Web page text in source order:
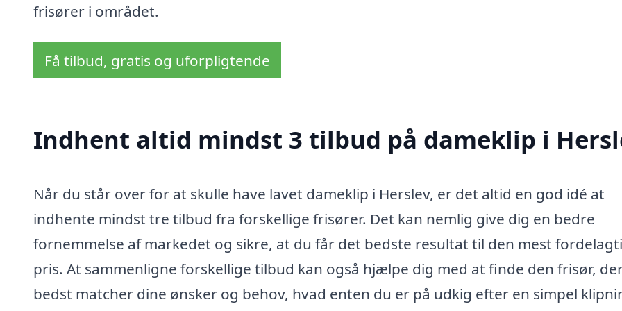
frisører i området.
Få tilbud, gratis og uforpligtende
Indhent altid mindst 3 tilbud på dameklip i
Når du står over for at skulle have lavet dameklip i Herslev, er det altid en god idé at
indhente mindst tre tilbud fra forskellige frisører. Det kan nemlig give dig en bedre
fornemmelse af markedet og sikre, at du får det bedste resultat til den mest
pris. At sammenligne forskellige tilbud kan også hjælpe dig med at finde den frisør,
bedst matcher dine ønsker og behov, hvad enten du er på udkig efter en simpel